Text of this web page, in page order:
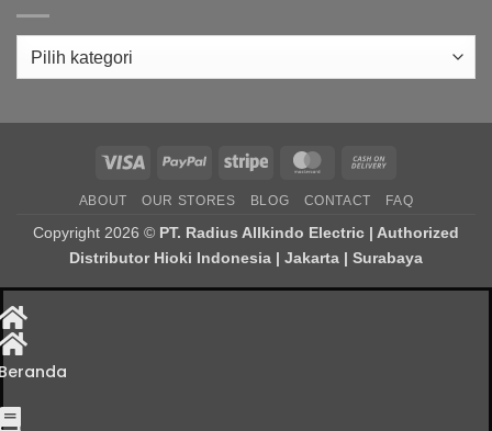
Visa PayPal Stripe MasterCard
Delivery
ABOUT OUR STORES BLOG CONTACT FAQ
Copyright 2026 © PT. Radius Allkindo Electric | Authorized
Distributor Hioki Indonesia | Jakarta | Surabaya